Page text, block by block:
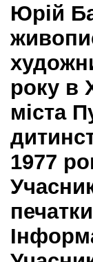
Юрій
року в
міста
1977